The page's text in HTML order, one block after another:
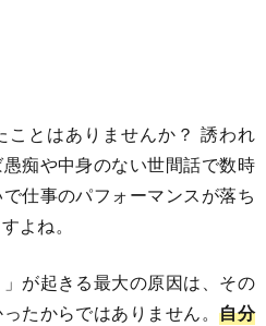
ことはありませんか？ 誘われ
痴や中身のない世間話で数時
仕事のパフォーマンスが落ち
よね。
が起きる最大の原因は、その
たからではありません。自分